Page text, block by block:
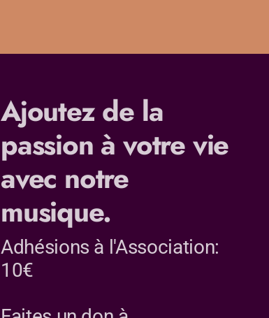
Ajoutez de la
passion à votre vie
avec notre
musique.
Adhésions à l'Association:
10€